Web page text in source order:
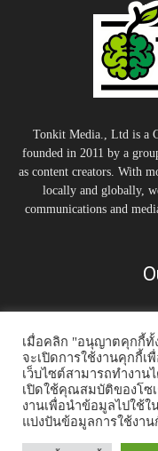
Tonkit Media., Ltd is a
founded in 2011 by a
as content creators. With
locally and globally,
communications and
Home Tonkit TV
Inspiration
เมื่อคลิก "อนุญาตคุกกี้ทั้
จะเปิดการใช้งานคุกกี้เ
เว็บไซต์สามารถทำงาน
เปิดใช้คุณสมบัติของโซเ
งานเพื่อนำข้อมูลไปใช้
แบ่งปันข้อมูลการใช้งาน